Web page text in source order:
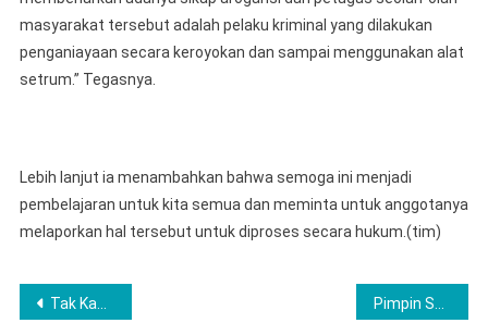
masyarakat tersebut adalah pelaku kriminal yang dilakukan
penganiayaan secara keroyokan dan sampai menggunakan alat
setrum.” Tegasnya.
Lebih lanjut ia menambahkan bahwa semoga ini menjadi
pembelajaran untuk kita semua dan meminta untuk anggotanya
melaporkan hal tersebut untuk diproses secara hukum.(tim)
Navigasi
Tak Kapok Dipenjara, Satresnarkoba Polres Musi Rawas Kembali Ringkus Residivis Narkoba, Sita Sabu Ratusan Gram Asal Aceh